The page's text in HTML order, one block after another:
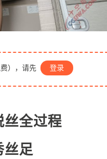
），请先 登录
丝全过程
丝足